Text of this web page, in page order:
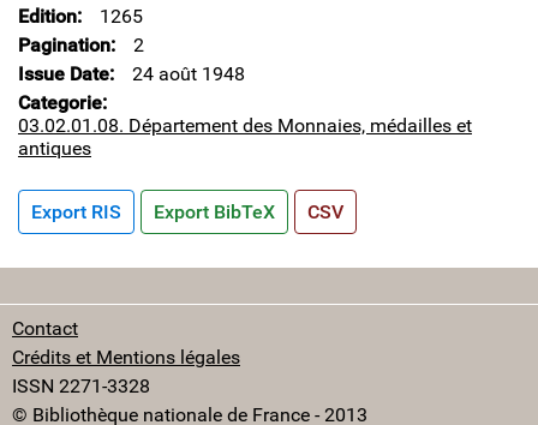
Edition
1265
Pagination
2
Issue Date
24 août 1948
Categorie
03.02.01.08. Département des Monnaies, médailles et
antiques
Export RIS Export BibTeX CSV
Contact
Crédits et Mentions légales
ISSN 2271-3328
© Bibliothèque nationale de France - 2013